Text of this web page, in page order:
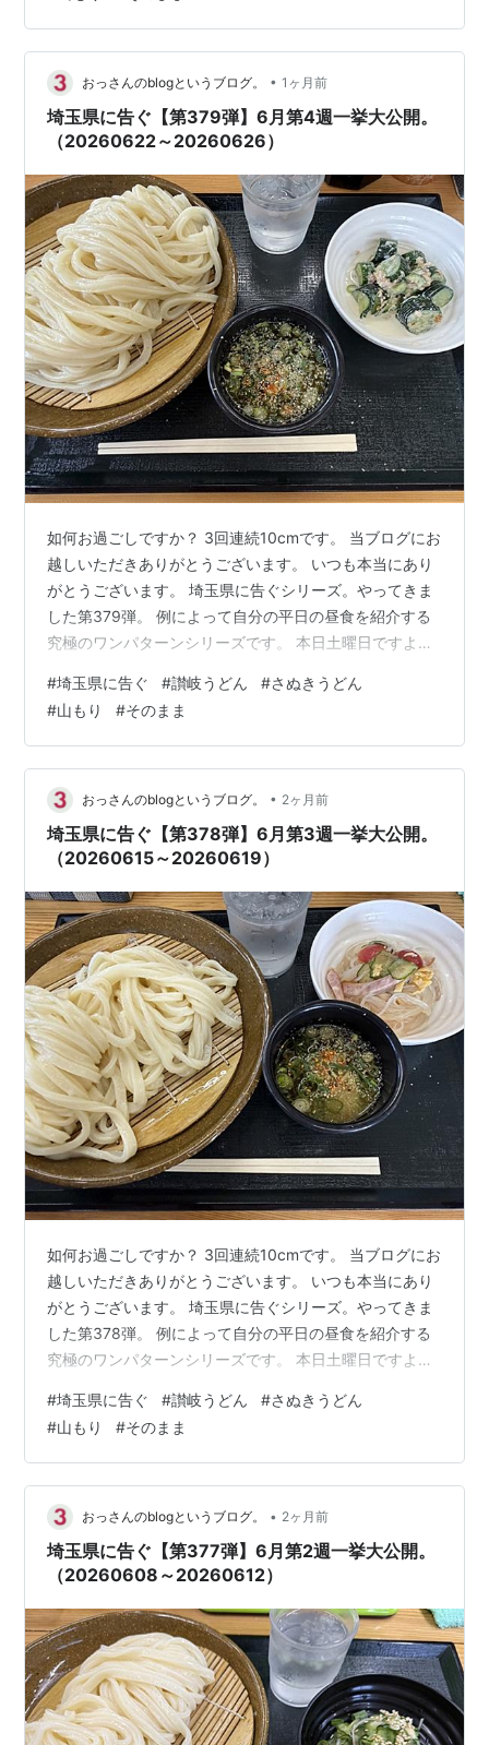
ました。 という事で さあ、お待たせしました！（待って
ねーよ！）私の平日（土日、旗日以外）の昼食を一挙大
公開、半年に一度の特別企画でございます。 正月にも
『2026年新春…
おっさんのblogというブログ。 • 1ヶ月前
埼玉県に告ぐ【第379弾】6月第4週一挙大公開。
（20260622～20260626）
如何お過ごしですか？ 3回連続10cmです。 当ブログにお
越しいただきありがとうございます。 いつも本当にあり
がとうございます。 埼玉県に告ぐシリーズ。やってきま
した第379弾。 例によって自分の平日の昼食を紹介する
究極のワンパターンシリーズです。 本日土曜日ですよ。
［sankairenzoku10cm］は適格販売により収入を得てい
ます。 まえがき。 6月第4週。 編集後記 まえがき。 前回
は同シリーズ第378弾で2026年6月第3週の昼食を紹介さ
せていただきました。 www.sankairenzoku10cm.blue 今
回は2026年6月第4週です…
#埼玉県に告ぐ #讃岐うどん #さぬきうどん
#山もり #そのまま
おっさんのblogというブログ。 • 2ヶ月前
埼玉県に告ぐ【第378弾】6月第3週一挙大公開。
（20260615～20260619）
如何お過ごしですか？ 3回連続10cmです。 当ブログにお
越しいただきありがとうございます。 いつも本当にあり
がとうございます。 埼玉県に告ぐシリーズ。やってきま
した第378弾。 例によって自分の平日の昼食を紹介する
究極のワンパターンシリーズです。 本日土曜日ですよ。
［sankairenzoku10cm］は適格販売により収入を得てい
ます。 まえがき。 6月第3週。 編集後記 まえがき。 前回
は同シリーズ第377弾で2026年6月第2週の昼食を紹介さ
せていただきました。 www.sankairenzoku10cm.blue 今
回は2026年6月第3週です…
#埼玉県に告ぐ #讃岐うどん #さぬきうどん
#山もり #そのまま
おっさんのblogというブログ。 • 2ヶ月前
埼玉県に告ぐ【第377弾】6月第2週一挙大公開。
（20260608～20260612）